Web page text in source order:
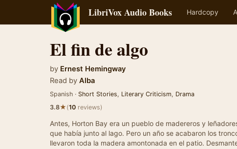
LibriVox Audio Books Hardcopy
El fin de algo
by Ernest Hemingway
Read by Alba
Spanish · Short Stories, Literary Criticism, Drama
3.8★(10 reviews)
Antes, Horton Bay era un pueblo de madereros y
que había junto al lago. Pero un año se acabaron los
llevaron toda la madera amontonada en el patio.